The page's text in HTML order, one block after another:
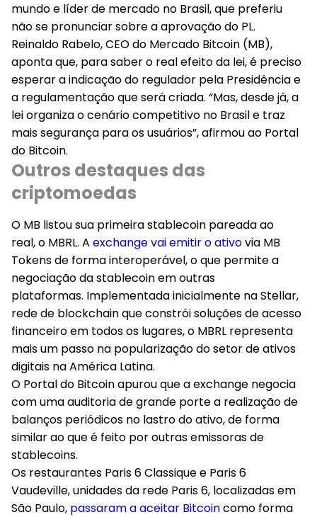
mundo e líder de mercado no Brasil, que preferiu
não se pronunciar sobre a aprovação do PL.
Reinaldo Rabelo, CEO do Mercado Bitcoin (MB),
aponta que, para saber o real efeito da lei, é preciso
esperar a indicação do regulador pela Presidência e
a regulamentação que será criada. “Mas, desde já, a
lei organiza o cenário competitivo no Brasil e traz
mais segurança para os usuários”, afirmou ao Portal
do Bitcoin.
Outros destaques das
criptomoedas
O MB listou sua primeira stablecoin pareada ao
real,o MBRL. A exchange vai emitir o ativovia MB
Tokens de forma interoperável, o que permite a
negociação da stablecoin em outras
plataformas. Implementada inicialmente na Stellar,
rede de blockchain que constrói soluções de acesso
financeiro em todos os lugares, o MBRL representa
mais um passo na popularização do setor de ativos
digitais na América Latina.
O Portal do Bitcoinapurou que a exchange negocia
com uma auditoria de grande porte a realização de
balanços periódicos no lastro do ativo, de forma
similar ao que é feito por outras emissoras de
stablecoins.
Os restaurantes Paris 6 Classique e Paris 6
Vaudeville, unidades da rede Paris 6, localizadas em
São Paulo, passaram a aceitar Bitcoincomo forma